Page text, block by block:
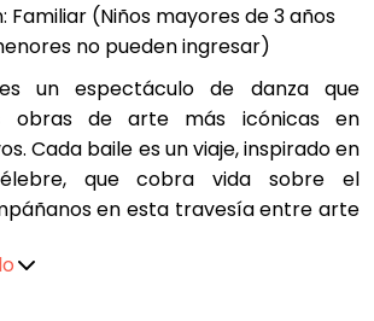
Familiar (Niños mayores de 3 años
no pueden ingresar)
un espectáculo de danza que
obras de arte más icónicas en
Cada baile es un viaje, inspirado en
que cobra vida sobre el
en esta travesía entre arte
una emoción.